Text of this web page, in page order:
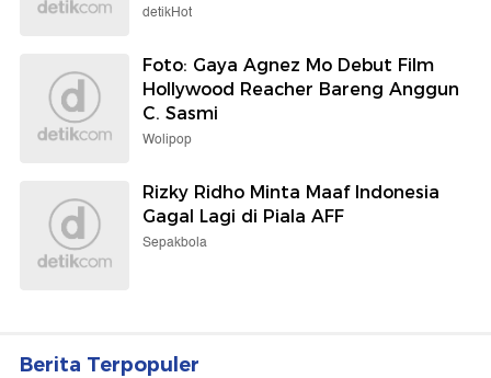
detikHot
Foto: Gaya Agnez Mo Debut Film
Hollywood Reacher Bareng Anggun
C. Sasmi
Wolipop
Rizky Ridho Minta Maaf Indonesia
Gagal Lagi di Piala AFF
Sepakbola
Berita Terpopuler